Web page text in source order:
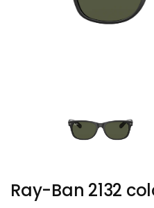
Ray-Ban 2132